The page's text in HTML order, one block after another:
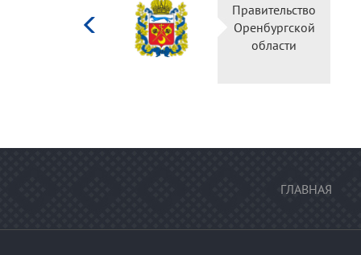
Правительство
Оренбургской
области
ГЛАВНАЯ